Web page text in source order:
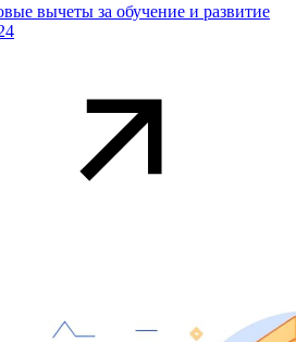
вычеты за обучение и развитие